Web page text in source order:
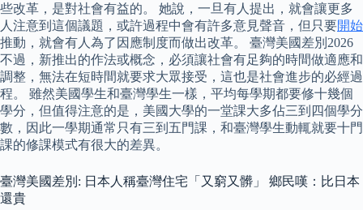
些改革，是對社會有益的。 她說，一旦有人提出，就會讓更多
人注意到這個議題，或許過程中會有許多意見聲音，但只要開始
推動，就會有人為了因應制度而做出改革。 臺灣美國差別2026
不過，新推出的作法或概念，必須讓社會有足夠的時間做適應和
調整，無法在短時間就要求大眾接受，這也是社會進步的必經過
程。 雖然美國學生和臺灣學生一樣，平均每學期都要修十幾個
學分，但值得注意的是，美國大學的一堂課大多佔三到四個學分
數，因此一學期通常只有三到五門課，和臺灣學生動輒就要十門
課的修課模式有很大的差異。
臺灣美國差別: 日本人稱臺灣住宅「又窮又髒」 鄉民嘆：比日本
還貴